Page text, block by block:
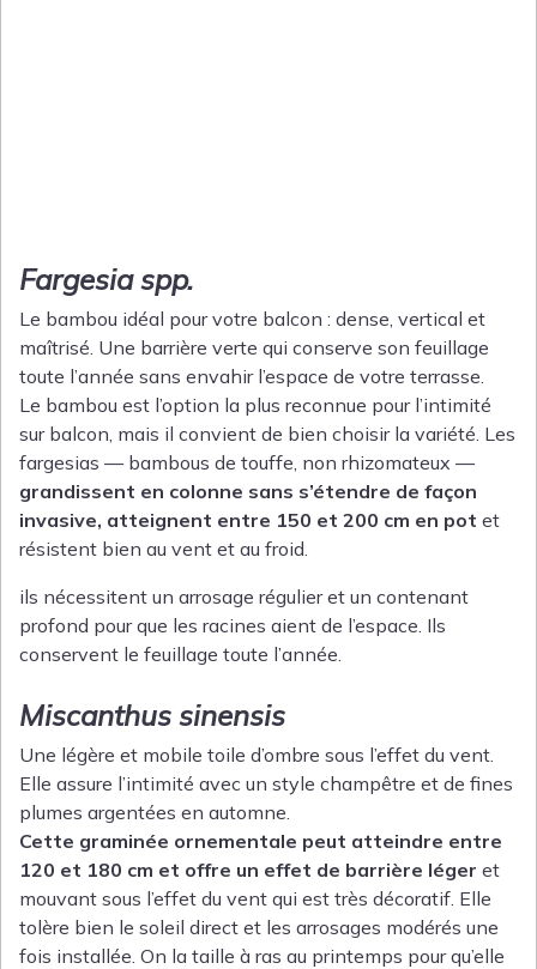
Fargesia spp.
Le bambou idéal pour votre balcon : dense, vertical et
maîtrisé. Une barrière verte qui conserve son feuillage
toute l’année sans envahir l’espace de votre terrasse.
Le bambou est l’option la plus reconnue pour l’intimité
sur balcon, mais il convient de bien choisir la variété. Les
fargesias — bambous de touffe, non rhizomateux —
grandissent en colonne sans s’étendre de façon
invasive, atteignent entre 150 et 200 cm en pot et
résistent bien au vent et au froid.
ils nécessitent un arrosage régulier et un contenant
profond pour que les racines aient de l’espace. Ils
conservent le feuillage toute l’année.
Miscanthus sinensis
Une légère et mobile toile d’ombre sous l’effet du vent.
Elle assure l’intimité avec un style champêtre et de fines
plumes argentées en automne.
Cette graminée ornementale peut atteindre entre
120 et 180 cm et offre un effet de barrière léger et
mouvant sous l’effet du vent qui est très décoratif. Elle
tolère bien le soleil direct et les arrosages modérés une
fois installée. On la taille à ras au printemps pour qu’elle